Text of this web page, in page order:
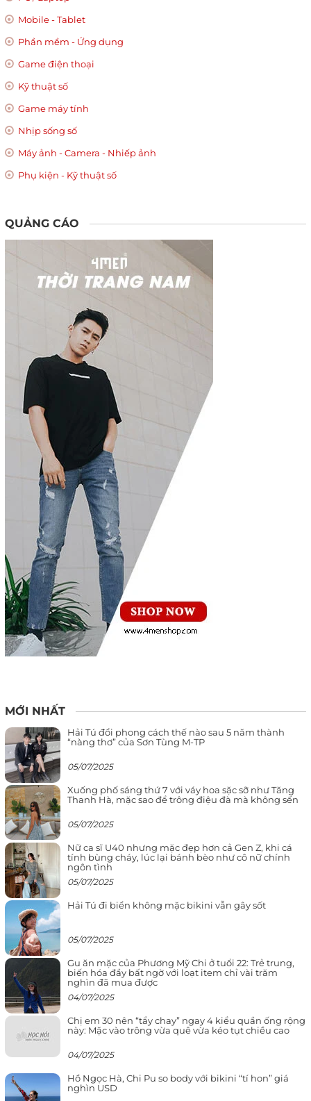
Mobile - Tablet
Phần mềm - Ứng dụng
Game điện thoại
Kỹ thuật số
Game máy tính
Nhịp sống số
Máy ảnh - Camera - Nhiếp ảnh
Phụ kiện - Kỹ thuật số
QUẢNG CÁO
MỚI NHẤT
Hải Tú đổi phong cách thế nào sau 5 năm thành
“nàng thơ” của Sơn Tùng M-TP
05/07/2025
Xuống phố sáng thứ 7 với váy hoa sặc sỡ như Tăng
Thanh Hà, mặc sao để trông điệu đà mà không sến
05/07/2025
Nữ ca sĩ U40 nhưng mặc đẹp hơn cả Gen Z, khi cá
tính bùng cháy, lúc lại bánh bèo như cô nữ chính
ngôn tình
05/07/2025
Hải Tú đi biển không mặc bikini vẫn gây sốt
05/07/2025
Gu ăn mặc của Phương Mỹ Chi ở tuổi 22: Trẻ trung,
biến hóa đầy bất ngờ với loạt item chỉ vài trăm
nghìn đã mua được
04/07/2025
Chị em 30 nên “tẩy chay” ngay 4 kiểu quần ống rộng
này: Mặc vào trông vừa quê vừa kéo tụt chiều cao
04/07/2025
Hồ Ngọc Hà, Chi Pu so body với bikini “tí hon” giá
nghìn USD